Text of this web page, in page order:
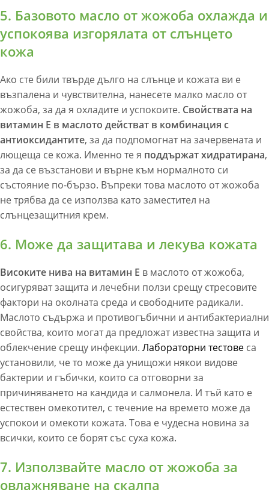
5. Базовото масло от жожоба охлажда и
успокоява изгорялата от слънцето
кожа
Ако сте били твърде дълго на слънце и кожата ви е
възпалена и чувствителна, нанесете малко масло от
жожоба, за да я охладите и успокоите. Свойствата на
витамин Е в маслото действат в комбинация с
антиоксидантите, за да подпомогнат на зачервената и
лющеща се кожа. Именно те я поддържат хидратирана,
за да се възстанови и върне към нормалното си
състояние по-бързо. Въпреки това маслото от жожоба
не трябва да се използва като заместител на
слънцезащитния крем.
6. Може да защитава и лекува кожата
Високите нива на витамин Е в маслото от жожоба,
осигуряват защита и лечебни ползи срещу стресовите
фактори на околната среда и свободните радикали.
Маслото съдържа и противогъбични и антибактериални
свойства, които могат да предложат известна защита и
облекчение срещу инфекции. Лабораторни тестове са
установили, че то може да унищожи някои видове
бактерии и гъбички, които са отговорни за
причиняването на кандида и салмонела. И тъй като е
естествен омекотител, с течение на времето може да
успокои и омекоти кожата. Това е чудесна новина за
всички, които се борят със суха кожа.
7. Използвайте масло от жожоба за
овлажняване на скалпа